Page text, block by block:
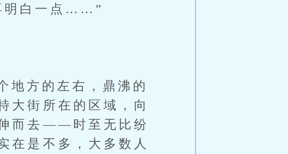
白一点……”
方的左右，鼎沸的
大街所在的区域，向
而去——时至无比纷
在是不多，大多数人